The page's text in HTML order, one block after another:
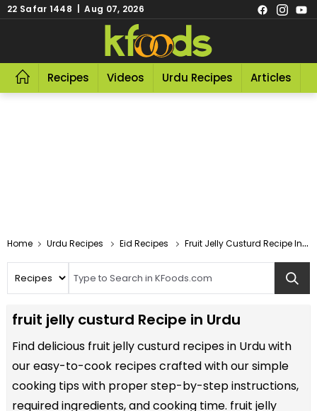
22 Safar 1448 | Aug 07, 2026
Recipes Videos Urdu Recipes Articles
Home Urdu Recipes Eid Recipes Fruit Jelly Custurd Recipe In Urdu
fruit jelly custurd Recipe in Urdu
Find delicious fruit jelly custurd recipes in Urdu with
our easy-to-cook recipes crafted with our simple
cooking tips with proper step-by-step instructions,
required ingredients, and cooking time. fruit jelly